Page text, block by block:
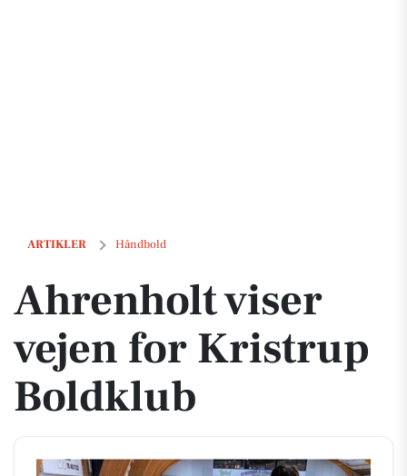
ARTIKLER Håndbold
Ahrenholt viser vejen for Kristrup Boldklub
Ahrenholt viser
vejen for Kristrup
Boldklub